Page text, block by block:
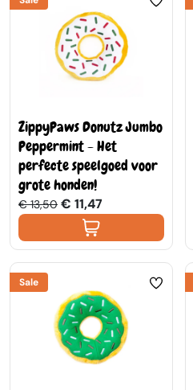
ZippyPaws Donutz Jumbo
Peppermint - Het
perfecte speelgoed voor
grote honden!
€ 13,50 € 11,47
Sale